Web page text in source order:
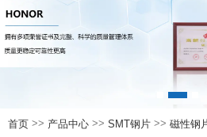
首页 >> 产品中心 >> SMT钢片 >> 磁性钢